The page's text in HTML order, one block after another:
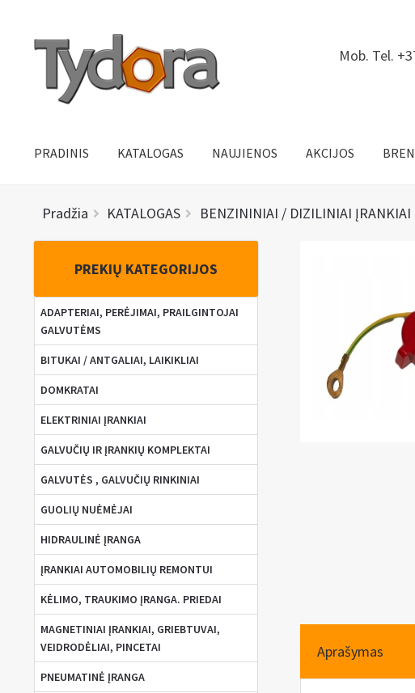
Pereiti
meniu
Pereiti
turinio
Mob. Tel.
PRADINIS KATALOGAS NAUJIENOS AKCIJOS
Pradžia KATALOGAS BENZININIAI / DIZILINIAI ĮRANKIAI
Aprašymas
PREKIŲ KATEGORIJOS
ADAPTERIAI, PERĖJIMAI, PRAILGINTOJAI
GALVUTĖMS
BITUKAI / ANTGALIAI, LAIKIKLIAI
DOMKRATAI
ELEKTRINIAI ĮRANKIAI
GALVUČIŲ IR ĮRANKIŲ KOMPLEKTAI
GALVUTĖS , GALVUČIŲ RINKINIAI
GUOLIŲ NUĖMĖJAI
HIDRAULINĖ ĮRANGA
ĮRANKIAI AUTOMOBILIŲ REMONTUI
KĖLIMO, TRAUKIMO ĮRANGA. PRIEDAI
MAGNETINIAI ĮRANKIAI, GRIEBTUVAI,
VEIDRODĖLIAI, PINCETAI
PNEUMATINĖ ĮRANGA